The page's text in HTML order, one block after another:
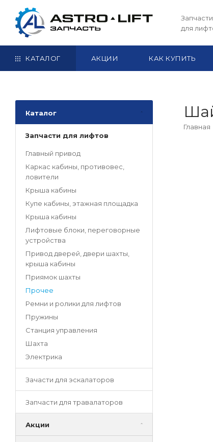
для
КАТАЛОГ АКЦИИ КАК КУПИТЬ
Каталог
Запчасти для лифтов
Главный привод
Каркас кабины, противовес,
ловители
Крыша кабины
Купе кабины, этажная площадка
Крыша кабины
Лифтовые блоки, переговорные
устройства
Привод дверей, двери шахты,
крыша кабины
Приямок шахты
Прочее
Ремни и ролики для лифтов
Пружины
Станция управления
Шахта
Электрика
Зачасти для эскалаторов
Запчасти для травалаторов
Акции
Главная